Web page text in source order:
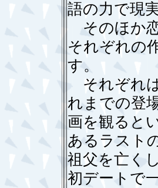
語の力で現
そのほか
それぞれの
す。
それぞれ
れまでの登
画を観ると
あるラスト
祖父を亡く
初デートで